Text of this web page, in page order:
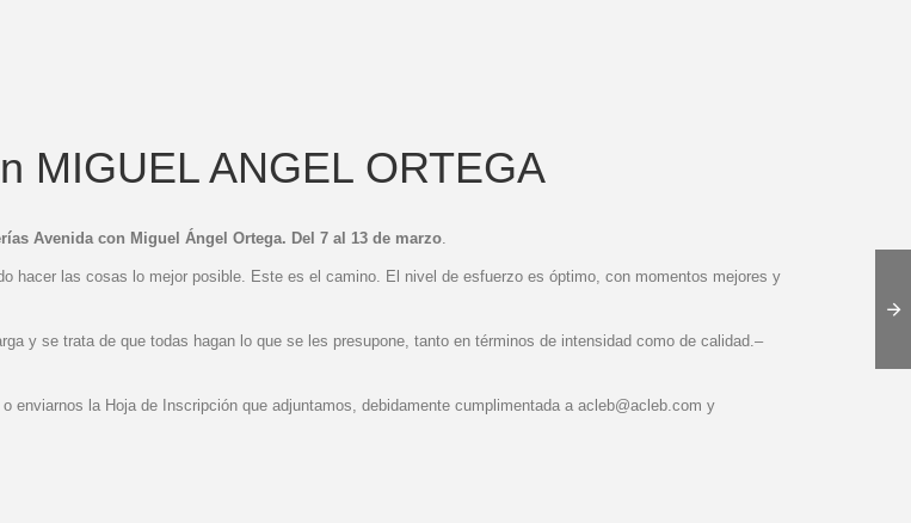
MIGUEL ANGEL ORTEGA
Avenida con Miguel Ángel Ortega. Del 7 al 13 de marzo.
hacer las cosas lo mejor posible. Este es el camino. El nivel de esfuerzo es óptimo, con momentos mejores y
y se trata de que todas hagan lo que se les presupone, tanto en términos de intensidad como de calidad.–
o enviarnos la Hoja de Inscripción que adjuntamos, debidamente cumplimentada a acleb@acleb.com y